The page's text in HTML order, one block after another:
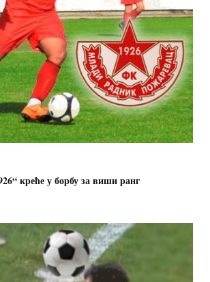
креће у борбу за виши ранг